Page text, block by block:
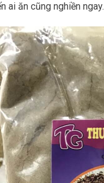
ai ăn cũng nghiền ngay.